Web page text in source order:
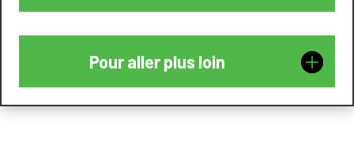
Pour aller plus loin